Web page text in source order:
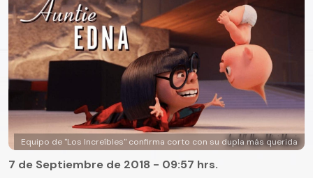
Equipo de "Los Increíbles" confirma corto con su dupla más querida
7 de Septiembre de 2018 - 09:57 hrs.